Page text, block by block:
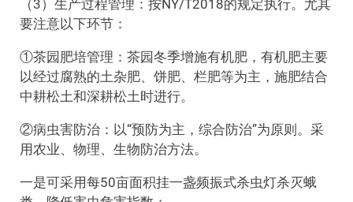
（3）生产过程管理：按NY/T2018的规定执行。尤其
要注意以下环节：
①茶园肥培管理：茶园冬季增施有机肥，有机肥主要
以经过腐熟的土杂肥、饼肥、栏肥等为主，施肥结合
中耕松土和深耕松土时进行。
②病虫害防治：以“预防为主，综合防治”为原则。采
用农业、物理、生物防治方法。
一是可采用每50亩面积挂一盏频振式杀虫灯杀灭蛾